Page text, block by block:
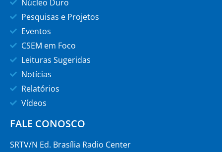
Núcleo Duro
Pesquisas e Projetos
Eventos
CSEM em Foco
Leituras Sugeridas
Notícias
Relatórios
Vídeos
FALE CONOSCO
SRTV/N Ed. Brasília Radio Center